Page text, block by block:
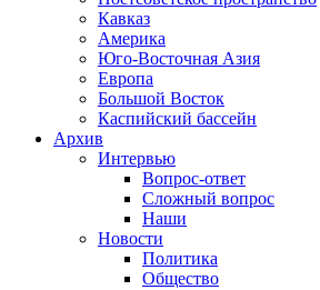
Кавказ
Америка
Юго-Восточная Азия
Европа
Большой Восток
Каспийский бассейн
Архив
Интервью
Вопрос-ответ
Сложный вопрос
Наши
Новости
Политика
Общество